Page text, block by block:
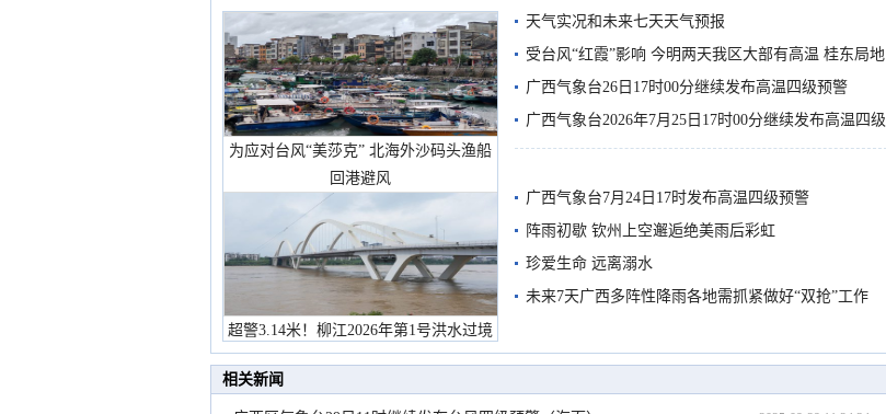
为应对台风“美莎克” 北海外沙码头渔船
回港避风
超警3.14米！柳江2026年第1号洪水过境
市民在堤岸见证汛况
天气实况和未来七天天气预报
受台风“红霞”影响 今明两天我区大部有高温 桂东局地
有较强降雨
广西气象台26日17时00分继续发布高温四级预警
广西气象台2026年7月25日17时00分继续发布高温四级
预警
广西气象台7月24日17时发布高温四级预警
阵雨初歇 钦州上空邂逅绝美雨后彩虹
珍爱生命 远离溺水
未来7天广西多阵性降雨各地需抓紧做好“双抢”工作
相关新闻